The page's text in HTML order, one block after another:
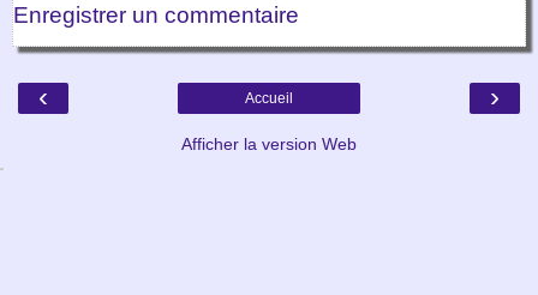
Enregistrer un commentaire
‹ ›
Accueil
Afficher la version Web